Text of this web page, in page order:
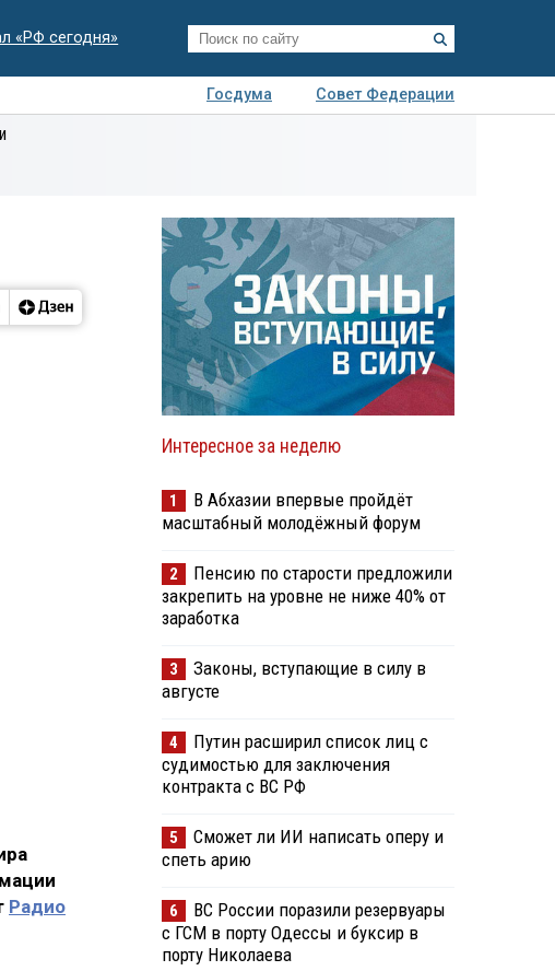
«РФ сегодня»
Госдума
Совет Федерации
Деловая
Радио
Интересное за неделю
1
В Абхазии впервые пройдёт
масштабный молодёжный форум
2
Пенсию по старости предложили
закрепить на уровне не ниже 40% от
заработка
3
Законы, вступающие в силу в
августе
4
Путин расширил список лиц с
судимостью для заключения
контракта с ВС РФ
5
Сможет ли ИИ написать оперу и
спеть арию
6
ВС России поразили резервуары
с ГСМ в порту Одессы и буксир в
порту Николаева